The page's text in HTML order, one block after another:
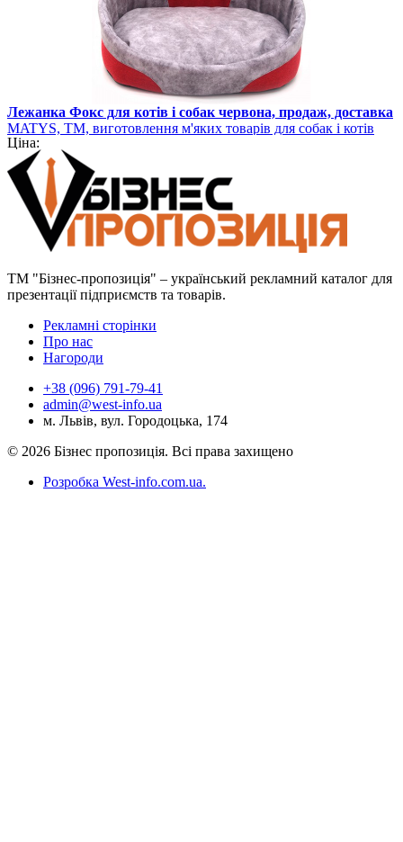
Лежанка Фокс для котів і собак червона, продаж, доставка
MATYS, ТМ, виготовлення м'яких товарів для собак і котів
Ціна:
ТМ "Бізнес-пропозиція" – український рекламний каталог для
презентації підприємств та товарів.
Рекламні сторінки
Про нас
Нагороди
+38 (096) 791-79-41
admin@west-info.ua
м. Львів, вул. Городоцька, 174
© 2026 Бізнес пропозиція. Всі права захищено
Розробка West-info.com.ua.